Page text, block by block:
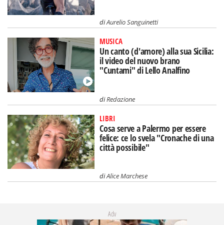
diAurelio Sanguinetti
MUSICA
Un canto (d'amore) alla sua Sicilia:
il video del nuovo brano
"Cuntami" di Lello Analfino
diRedazione
LIBRI
Cosa serve a Palermo per essere
felice: ce lo svela "Cronache di una
città possibile"
diAlice Marchese
Adv